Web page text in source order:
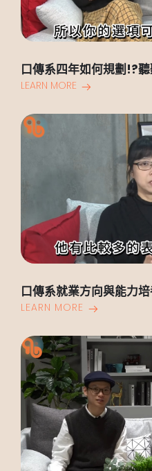
口傳系四年如何規劃!?
LEARN MORE
口傳系就業方向與能力
LEARN MORE